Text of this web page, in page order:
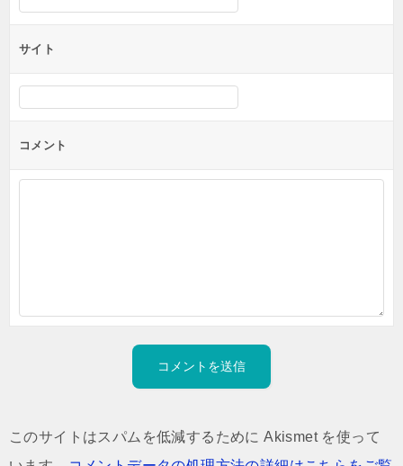
サイト
コメント
このサイトはスパムを低減するために Akismet を使って